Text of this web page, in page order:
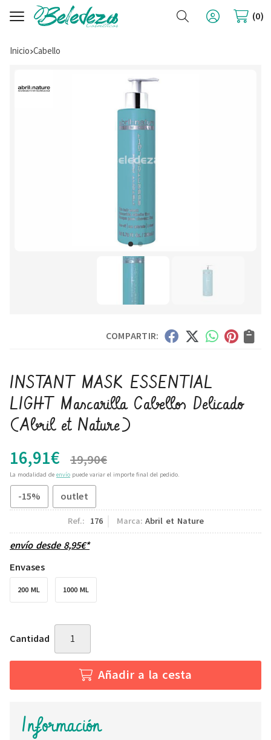
Buscar 0
Inicio cabello
COMPARTIR:
INSTANT MASK ESSENTIAL
LIGHT Mascarilla Cabellos Delicado
(Abril et Nature)
16,91€ 19,90€
La modalidad de envío puede variar el importe final del pedido.
-15% outlet
Ref.: 176 Marca: Abril et Nature
envío desde 8,95€*
Envases
200 ML 1000 ML
Cantidad
Añadir a la cesta
Información